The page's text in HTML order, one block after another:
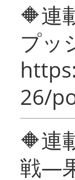
🔶連
プッ
26/
🔶連
戦―